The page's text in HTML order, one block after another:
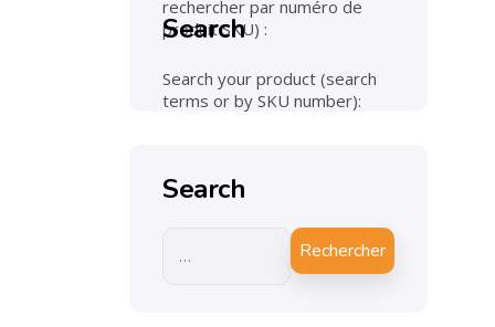
rechercher par numéro de
produit SKU) :
Search
Search your product (search
terms or by SKU number):
Search
Rechercher